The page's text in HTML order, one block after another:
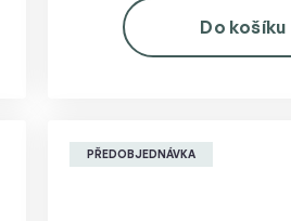
Do košíku
PŘEDOBJEDNÁVKA